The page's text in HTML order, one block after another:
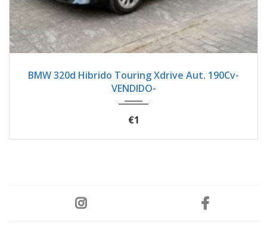
BMW 320d Hibrido Touring Xdrive Aut. 190Cv-
VENDIDO-
€1